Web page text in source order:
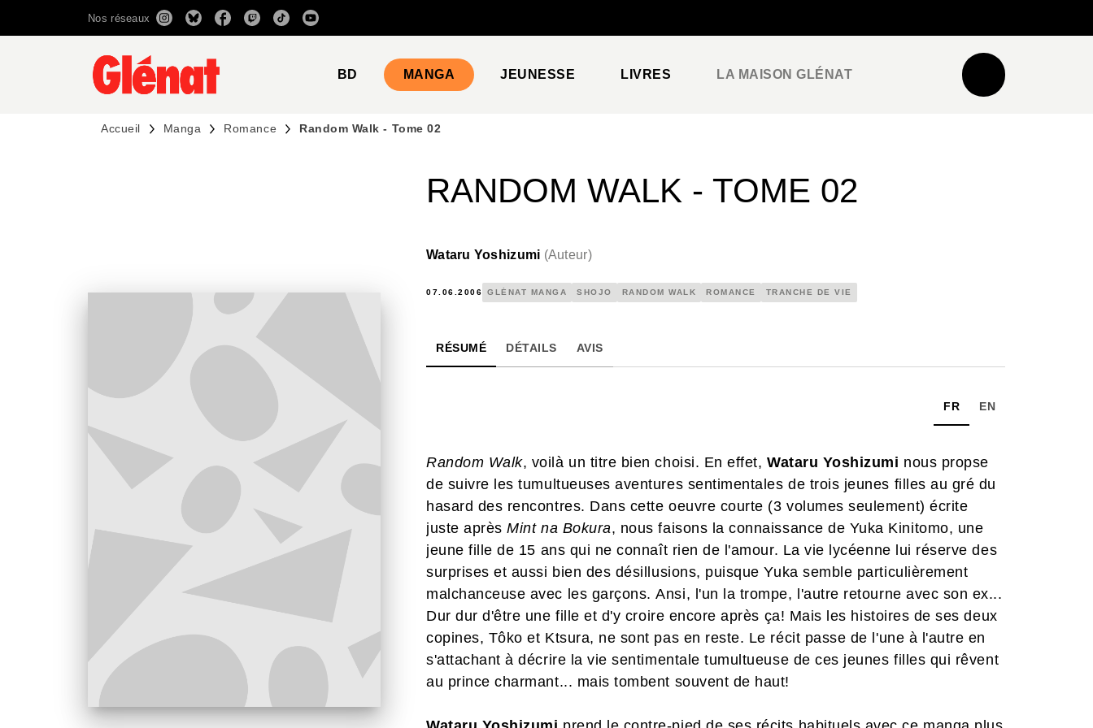
RECHERCHE CONTENU
Nos réseaux
BD MANGA JEUNESSE LIVRES LA MAISON GLÉNAT
Accueil Manga Romance Random Walk - Tome 02
RANDOM WALK - TOME 02
Wataru Yoshizumi (Auteur)
07.06.2006 GLÉNAT MANGA SHOJO RANDOM WALK ROMANCE TRANCHE DE VIE
RÉSUMÉ DÉTAILS AVIS
FR EN
Random Walk, voilà un titre bien choisi. En effet,Wataru Yoshizumi nous propse
de suivre les tumultueuses aventures sentimentales de trois jeunes filles au gré du
hasard des rencontres. Dans cette oeuvre courte (3 volumes seulement) écrite
juste aprèsMint na Bokura, nous faisons la connaissance de Yuka Kinitomo, une
jeune fille de 15 ans qui ne connaît rien de l'amour. La vie lycéenne lui réserve des
surprises et aussi bien des désillusions, puisque Yuka semble particulièrement
malchanceuse avec les garçons. Ansi, l'un la trompe, l'autre retourne avec son ex...
Dur dur d'être une fille et d'y croire encore après ça! Mais les histoires de ses deux
copines, Tôko et Ktsura, ne sont pas en reste. Le récit passe de l'une à l'autre en
s'attachant à décrire la vie sentimentale tumultueuse de ces jeunes filles qui rêvent
au prince charmant... mais tombent souvent de haut!